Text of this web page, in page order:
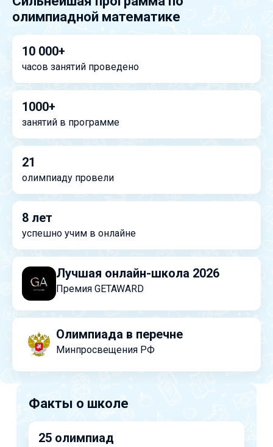
олимпиадной математике
10 000+
часов занятий проведено
1000+
занятий в программе
21
олимпиаду провели
8 лет
успешно учим в онлайне
Лучшая онлайн-школа 2026
Премия GETAWARD
Олимпиада в перечне
Минпросвещения РФ
Факты о школе
25 олимпиад